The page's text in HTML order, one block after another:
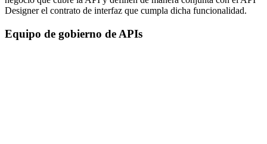
Designer el contrato de interfaz que cumpla dicha funcionalidad.
Equipo de gobierno de APIs